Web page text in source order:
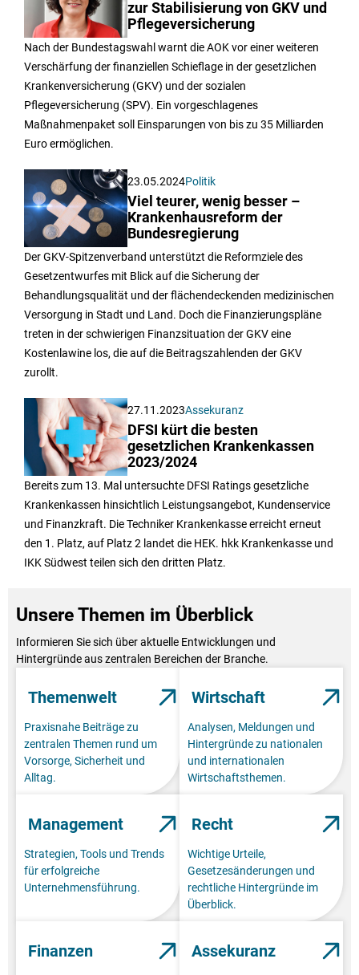
zur Stabilisierung von GKV und
Pflegeversicherung
Nach der Bundestagswahl warnt die AOK vor einer weiteren
Verschärfung der finanziellen Schieflage in der gesetzlichen
Krankenversicherung (GKV) und der sozialen
Pflegeversicherung (SPV). Ein vorgeschlagenes
Maßnahmenpaket soll Einsparungen von bis zu 35 Milliarden
Euro ermöglichen.
23.05.2024Politik
Viel teurer, wenig besser –
Krankenhausreform der
Bundesregierung
Der GKV-Spitzenverband unterstützt die Reformziele des
Gesetzentwurfes mit Blick auf die Sicherung der
Behandlungsqualität und der flächendeckenden medizinischen
Versorgung in Stadt und Land. Doch die Finanzierungspläne
treten in der schwierigen Finanzsituation der GKV eine
Kostenlawine los, die auf die Beitragszahlenden der GKV
zurollt.
27.11.2023Assekuranz
DFSI kürt die besten
gesetzlichen Krankenkassen
2023/2024
Bereits zum 13. Mal untersuchte DFSI Ratings gesetzliche
Krankenkassen hinsichtlich Leistungsangebot, Kundenservice
und Finanzkraft. Die Techniker Krankenkasse erreicht erneut
den 1. Platz, auf Platz 2 landet die HEK. hkk Krankenkasse und
IKK Südwest teilen sich den dritten Platz.
Unsere Themen im Überblick
Informieren Sie sich über aktuelle Entwicklungen und
Hintergründe aus zentralen Bereichen der Branche.
Themenwelt
Praxisnahe Beiträge zu
zentralen Themen rund um
Vorsorge, Sicherheit und
Alltag.
Wirtschaft
Analysen, Meldungen und
Hintergründe zu nationalen
und internationalen
Wirtschaftsthemen.
Management
Strategien, Tools und Trends
für erfolgreiche
Unternehmensführung.
Recht
Wichtige Urteile,
Gesetzesänderungen und
rechtliche Hintergründe im
Überblick.
Finanzen Assekuranz